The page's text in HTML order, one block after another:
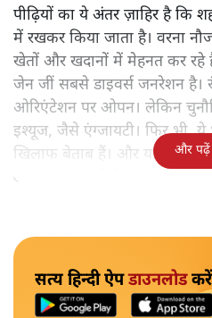
पीढ़ियों का ये अंतर ज़ाहिर है कि
में रखकर किया जाता है। वरना
खेतों और खदानों में मेहनत कर रहे
जेन जीं सबसे डाइवर्स जनरेशन
ओरिएंटेशन पर ओपन। लेकिन
इश्यूज, जैसे एंग्जायटी। फिर भी, ये
खिलाफ बेताब हैं। और यही बेताबी
खतरनाक बनाती है।
और पढ़ें
सत्य हिन्दी ऐपडाउनलोडकरें